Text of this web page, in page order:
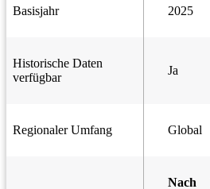
Basisjahr 2025
Historische Daten
verfügbar
Ja
Regionaler Umfang Global
Nach